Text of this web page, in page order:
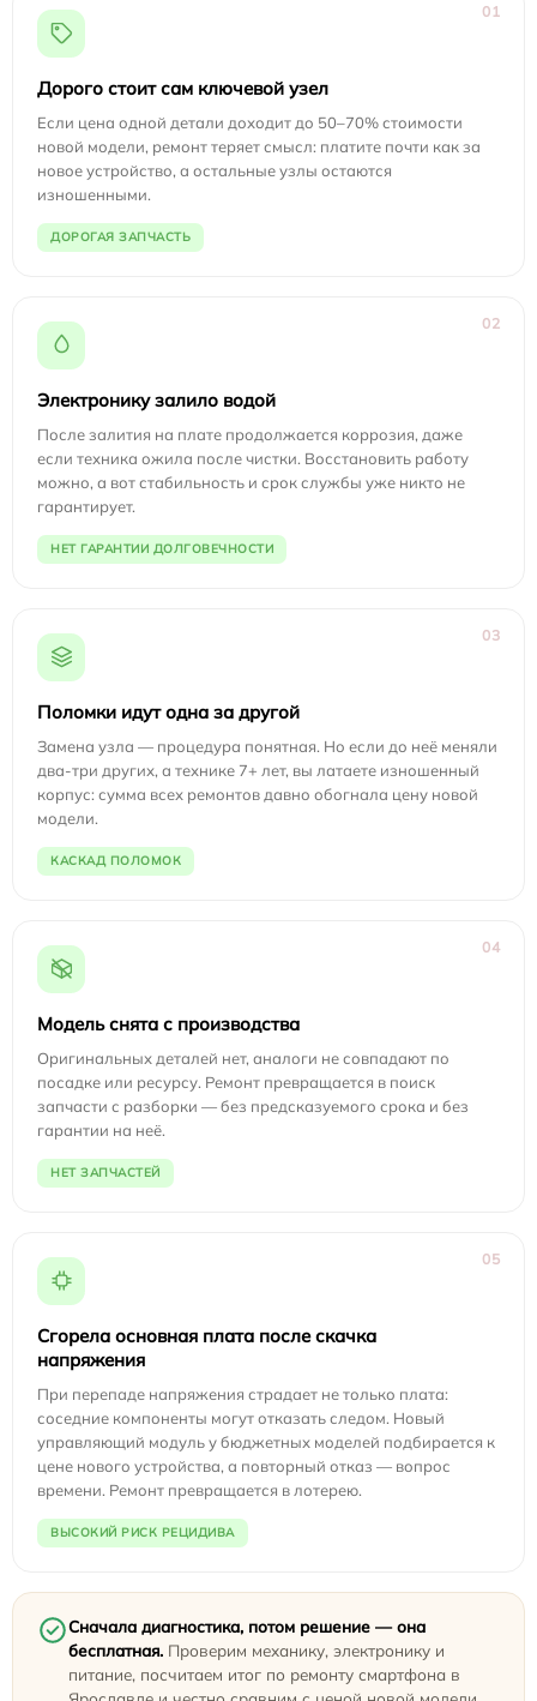
01
Дорого стоит сам ключевой узел
Если цена одной детали доходит до 50–70% стоимости
новой модели, ремонт теряет смысл: платите почти как за
новое устройство, а остальные узлы остаются
изношенными.
ДОРОГАЯ ЗАПЧАСТЬ
02
Электронику залило водой
После залития на плате продолжается коррозия, даже
если техника ожила после чистки. Восстановить работу
можно, а вот стабильность и срок службы уже никто не
гарантирует.
НЕТ ГАРАНТИИ ДОЛГОВЕЧНОСТИ
03
Поломки идут одна за другой
Замена узла — процедура понятная. Но если до неё меняли
два-три других, а технике 7+ лет, вы латаете изношенный
корпус: сумма всех ремонтов давно обогнала цену новой
модели.
КАСКАД ПОЛОМОК
04
Модель снята с производства
Оригинальных деталей нет, аналоги не совпадают по
посадке или ресурсу. Ремонт превращается в поиск
запчасти с разборки — без предсказуемого срока и без
гарантии на неё.
НЕТ ЗАПЧАСТЕЙ
05
Сгорела основная плата после скачка
напряжения
При перепаде напряжения страдает не только плата:
соседние компоненты могут отказать следом. Новый
управляющий модуль у бюджетных моделей подбирается к
цене нового устройства, а повторный отказ — вопрос
времени. Ремонт превращается в лотерею.
ВЫСОКИЙ РИСК РЕЦИДИВА
Сначала диагностика, потом решение — она
бесплатная. Проверим механику, электронику и
питание, посчитаем итог по ремонту смартфона в